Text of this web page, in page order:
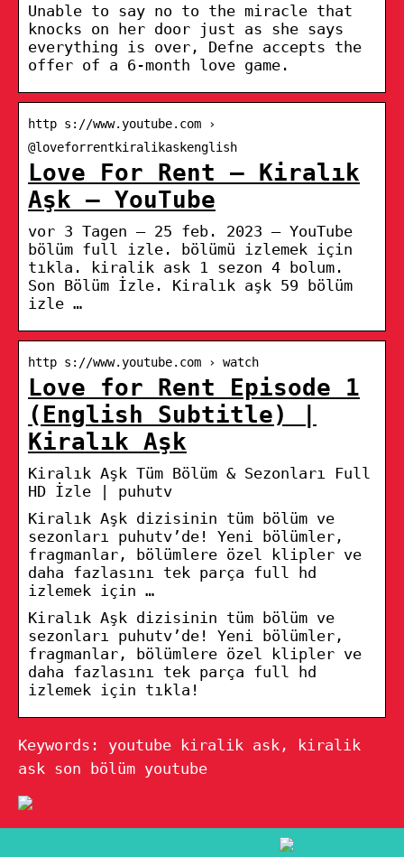
Unable to say no to the miracle that
knocks on her door just as she says
everything is over, Defne accepts the
offer of a 6-month love game.
http s://www.youtube.com ›
@loveforrentkiralikaskenglish
Love For Rent – Kiralık
Aşk – YouTube
vor 3 Tagen — 25 feb. 2023 – YouTube
bölüm full izle. bölümü izlemek için
tıkla. kiralik ask 1 sezon 4 bolum.
Son Bölüm İzle. Kiralık aşk 59 bölüm
izle …
http s://www.youtube.com › watch
Love for Rent Episode 1
(English Subtitle) |
Kiralık Aşk
Kiralık Aşk Tüm Bölüm & Sezonları Full
HD İzle | puhutv
Kiralık Aşk dizisinin tüm bölüm ve
sezonları puhutv’de! Yeni bölümler,
fragmanlar, bölümlere özel klipler ve
daha fazlasını tek parça full hd
izlemek için …
Kiralık Aşk dizisinin tüm bölüm ve
sezonları puhutv’de! Yeni bölümler,
fragmanlar, bölümlere özel klipler ve
daha fazlasını tek parça full hd
izlemek için tıkla!
Keywords: youtube kiralik ask, kiralik
ask son bölüm youtube